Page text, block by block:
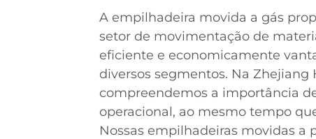
A empilhadeira movida a gás
setor de movimentação de
eficiente e economicamente
diversos segmentos. Na Zhejiang
compreendemos a importância
operacional, ao mesmo tempo
Nossas empilhadeiras movidas a